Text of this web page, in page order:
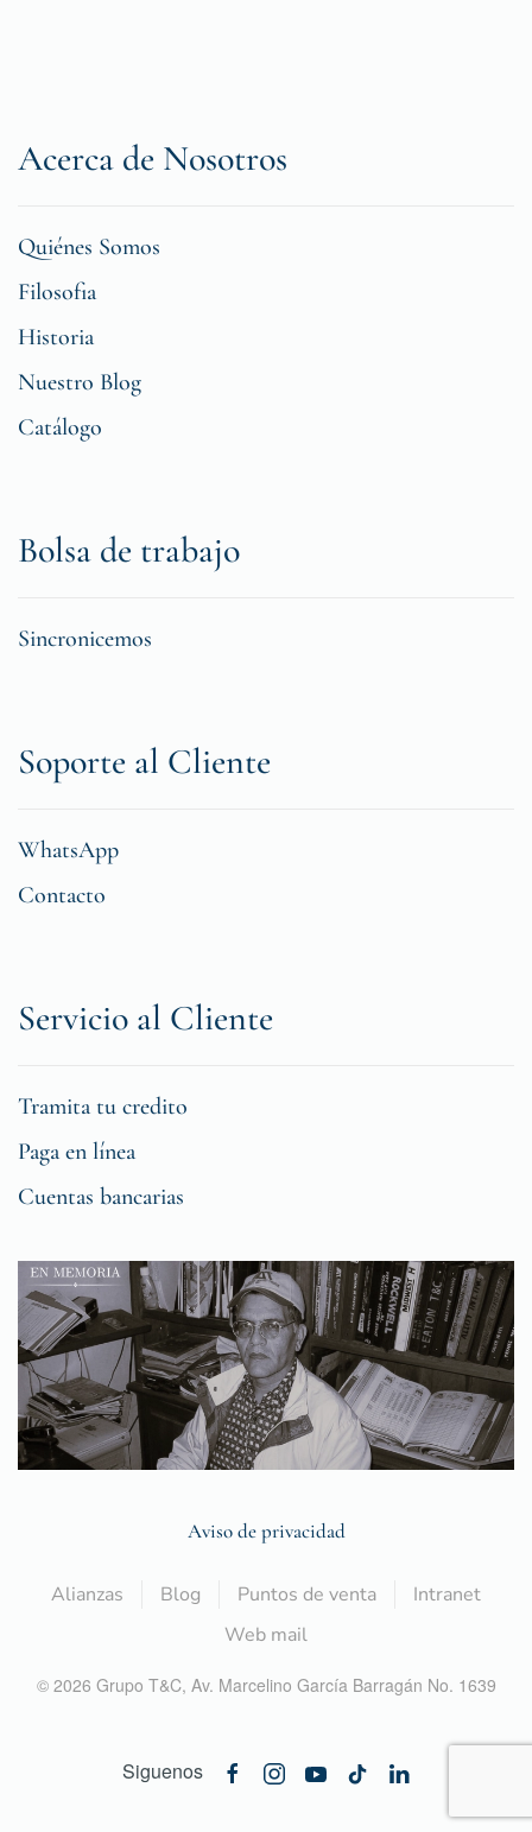
Acerca de Nosotros
Quiénes Somos
Filosofia
Historia
Nuestro Blog
Catálogo
Bolsa de trabajo
Sincronicemos
Soporte al Cliente
WhatsApp
Contacto
Servicio al Cliente
Tramita tu credito
Paga en línea
Cuentas bancarias
Aviso de privacidad
Alianzas Blog Puntos de venta
Intranet
Web mail
© 2026 Grupo T&C, Av. Marcelino García Barragán No. 1639
Siguenos